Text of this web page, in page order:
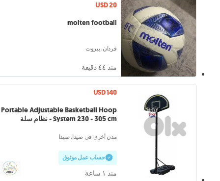
USD 20
molten football
فردان, بيروت
منذ ٤٤ دقيقة
USD 140
Portable Adjustable Basketball Hoop
System 230 - 305 cm - نظام سلة
مدن أخرى في صيدا, صيدا
حساب عمل موثوق
منذ ١ ساعة